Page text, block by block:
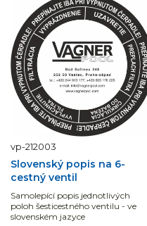
vp-212003
Slovenský popis na 6-
cestný ventil
Samolepící popis jednotlivých
poloh šesticestného ventilu - ve
slovenském jazyce